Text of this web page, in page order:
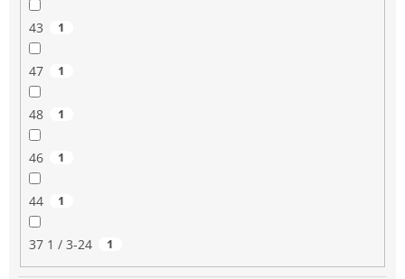
43 1
47 1
48 1
46 1
44 1
37 1 / 3-24 1